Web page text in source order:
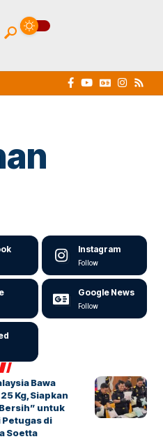
Instagram
Follow
Google News
Follow
Bawa
Kg, Siapkan
untuk
Petugas di
Soetta